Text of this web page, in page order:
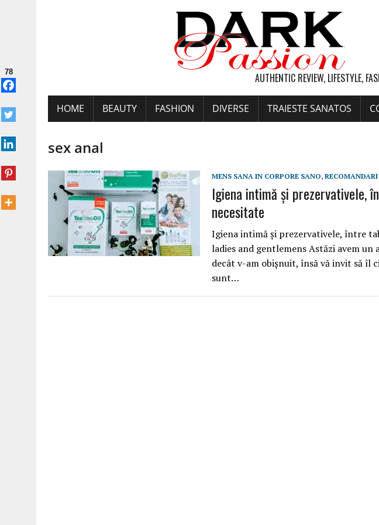
AUTHENTIC REVIEW, LIFESTYLE,
HOME BEAUTY FASHION DIVERSE TRAIESTE SANATOS
sex anal
MENS SANA IN CORPORE SANO, RECOMANDARI
Igiena intimă și prezervativele,
necesitate
Igiena intimă și prezervativele, între
ladies and gentlemens Astăzi avem
decât v-am obișnuit, însă vă invit să îl
sunt…
78